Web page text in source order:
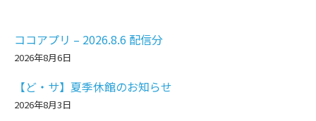
ココアプリ – 2026.8.6 配信分
2026年8月6日
【ど・サ】夏季休館のお知らせ
2026年8月3日